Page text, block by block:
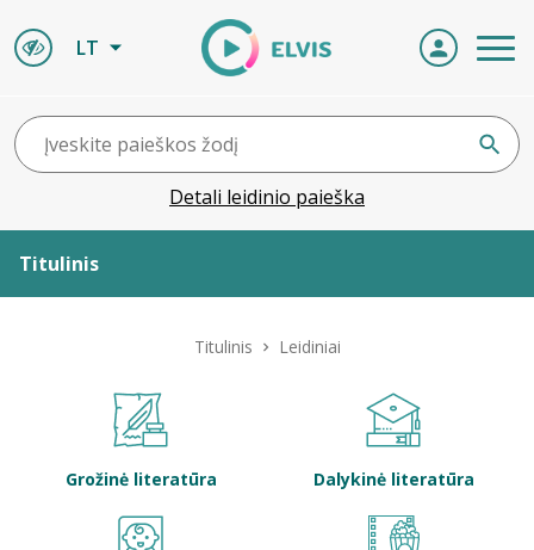
LT
Detali leidinio paieška
Titulinis
Titulinis Leidiniai
Grožinė literatūra Dalykinė literatūra